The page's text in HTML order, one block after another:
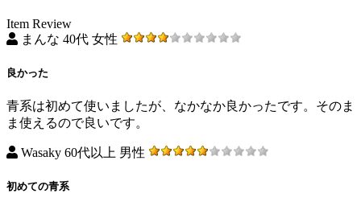
Item Review
まんな 40代 女性
良かった
青系は初めて使いましたが、なかなか良かったです。そのま
ま使えるので良いです。
Wasaky 60代以上 男性
初めての青系